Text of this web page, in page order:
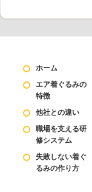
ホーム
エア着ぐるみの
特徴
他社との違い
職場を支える研
修システム
失敗しない着ぐ
るみの作り方